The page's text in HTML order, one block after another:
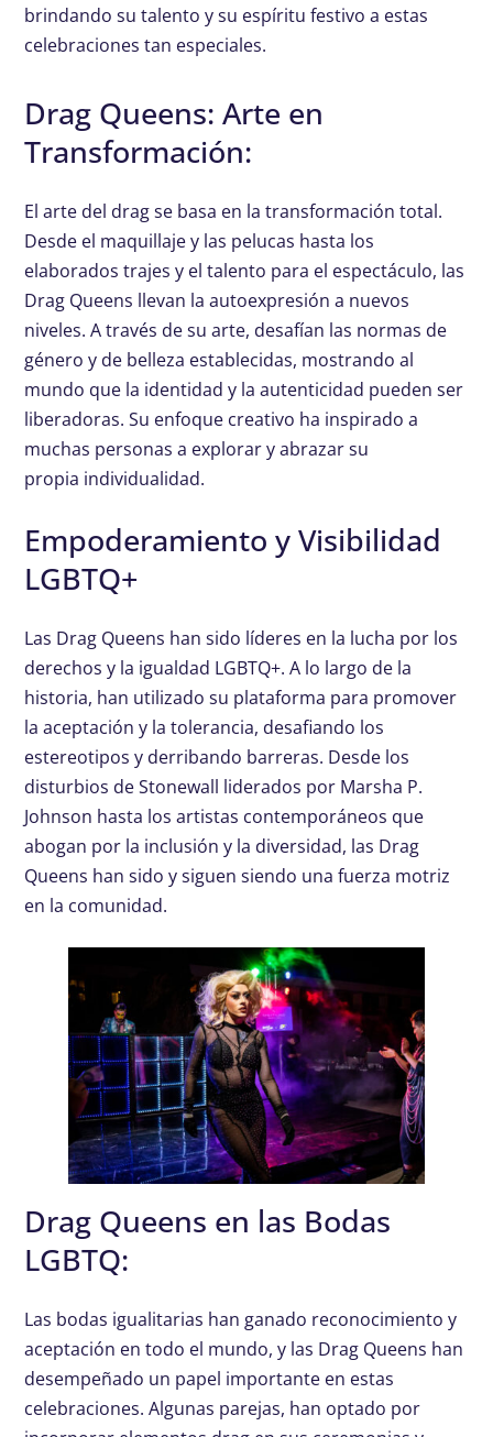
brindando su talento y su espíritu festivo a estas
celebraciones tan especiales.
Drag Queens: Arte en
Transformación:
El arte del drag se basa en la transformación total.
Desde el maquillaje y las pelucas hasta los
elaborados trajes y el talento para el espectáculo, las
Drag Queens llevan la autoexpresión a nuevos
niveles. A través de su arte, desafían las normas de
género y de belleza establecidas, mostrando al
mundo que la identidad y la autenticidad pueden ser
liberadoras. Su enfoque creativo ha inspirado a
muchas personas a explorar y abrazar su
propia individualidad.
Empoderamiento y Visibilidad
LGBTQ+
Las Drag Queens han sido líderes en la lucha por los
derechos y la igualdad LGBTQ+. A lo largo de la
historia, han utilizado su plataforma para promover
la aceptación y la tolerancia, desafiando los
estereotipos y derribando barreras. Desde los
disturbios de Stonewall liderados por Marsha P.
Johnson hasta los artistas contemporáneos que
abogan por la inclusión y la diversidad, las Drag
Queens han sido y siguen siendo una fuerza motriz
en la comunidad.
Drag Queens en las Bodas
LGBTQ:
Las bodas igualitarias han ganado reconocimiento y
aceptación en todo el mundo, y las Drag Queens han
desempeñado un papel importante en estas
celebraciones. Algunas parejas, han optado por